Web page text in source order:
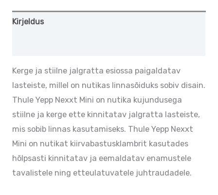
Kirjeldus
Kerge ja stiilne jalgratta esiossa paigaldatav
lasteiste, millel on nutikas linnasõiduks sobiv disain.
Thule Yepp Nexxt Mini on nutika kujundusega
stiilne ja kerge ette kinnitatav jalgratta lasteiste,
mis sobib linnas kasutamiseks. Thule Yepp Nexxt
Mini on nutikat kiirvabastusklambrit kasutades
hõlpsasti kinnitatav ja eemaldatav enamustele
tavalistele ning etteulatuvatele juhtraudadele.